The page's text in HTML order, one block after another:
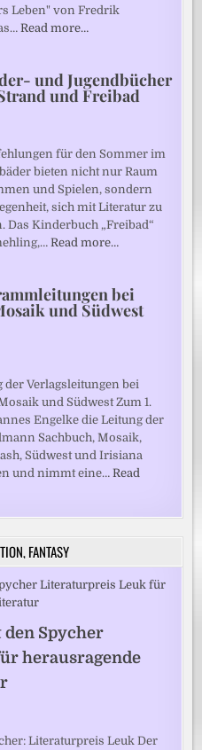
Leben" von Fredrik
Read more…
und Jugendbücher
und Freibad
für den Sommer im
bieten nicht nur Raum
und Spielen, sondern
sich mit Literatur zu
Das Kinderbuch „Freibad“
Read more…
bei
und Südwest
der Verlagsleitungen bei
und Südwest Zum 1.
Engelke die Leitung der
Sachbuch, Mosaik,
Südwest und Irisiana
und nimmt eine…Read
FANTASY
Spycher
herausragende
Literaturpreis Leuk Der